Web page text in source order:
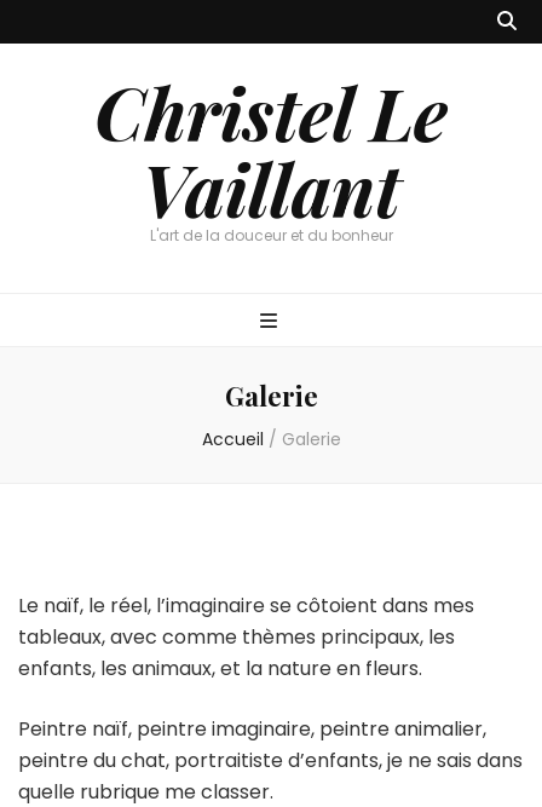
Christel Le
Vaillant
L'art de la douceur et du bonheur
Galerie
Accueil / Galerie
Le naïf, le réel, l’imaginaire se côtoient dans mes
tableaux, avec comme thèmes principaux, les
enfants, les animaux, et la nature en fleurs.
Peintre naïf, peintre imaginaire, peintre animalier,
peintre du chat, portraitiste d’enfants, je ne sais dans
quelle rubrique me classer.